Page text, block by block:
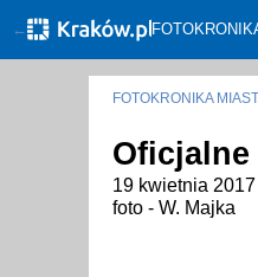
←
FOTOKRONIKA
Oficjalne
19 kwietnia 2017
foto - W. Majka